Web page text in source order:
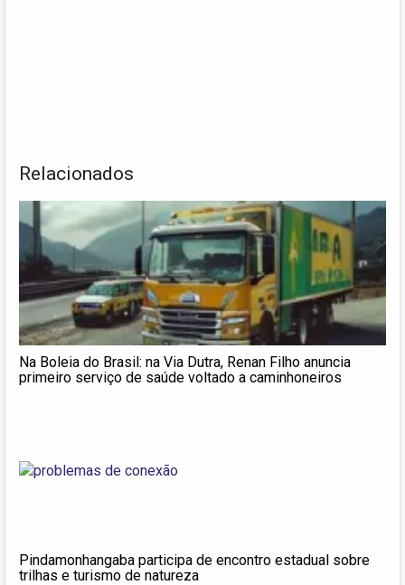
Relacionados
Na Boleia do Brasil: na Via Dutra, Renan Filho anuncia
primeiro serviço de saúde voltado a caminhoneiros
Pindamonhangaba participa de encontro estadual sobre
trilhas e turismo de natureza